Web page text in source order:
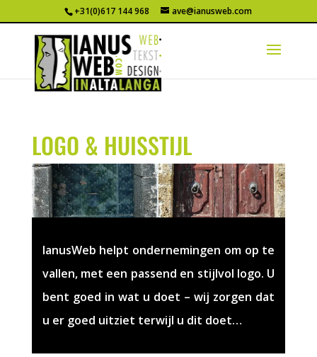
+31(0)617 144 968 ave@ianusweb.com
LOGO & HUISSTIJL
IanusWeb helpt ondernemingen om op te
vallen, met een passend en stijlvol logo. U
bent goed in wat u doet – wij zorgen dat
u er goed uitziet terwijl u dit doet…